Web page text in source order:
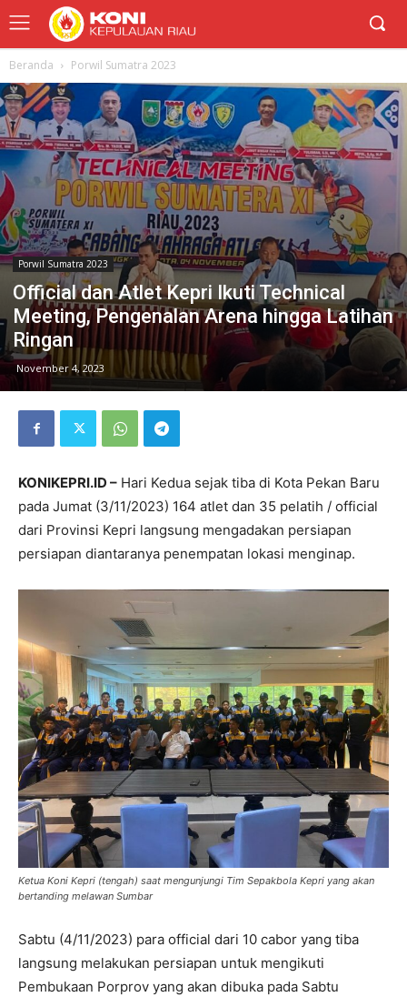
Beranda Porwil Sumatra 2023
Porwil Sumatra 2023
Official dan Atlet Kepri Ikuti Technical
Meeting, Pengenalan Arena hingga Latihan
Ringan
November 4, 2023
KONIKEPRI.ID – Hari Kedua sejak tiba di Kota Pekan Baru
pada Jumat (3/11/2023) 164 atlet dan 35 pelatih / official
dari Provinsi Kepri langsung mengadakan persiapan
persiapan diantaranya penempatan lokasi menginap.
Ketua Koni Kepri (tengah) saat mengunjungi Tim Sepakbola Kepri yang akan
bertanding melawan Sumbar
Sabtu (4/11/2023) para official dari 10 cabor yang tiba
langsung melakukan persiapan untuk mengikuti
Pembukaan Porprov yang akan dibuka pada Sabtu